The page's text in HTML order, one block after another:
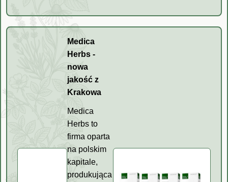
Medica
Herbs -
nowa
jakość z
Krakowa
Medica
Herbs to
firma oparta
na polskim
kapitale,
produkująca